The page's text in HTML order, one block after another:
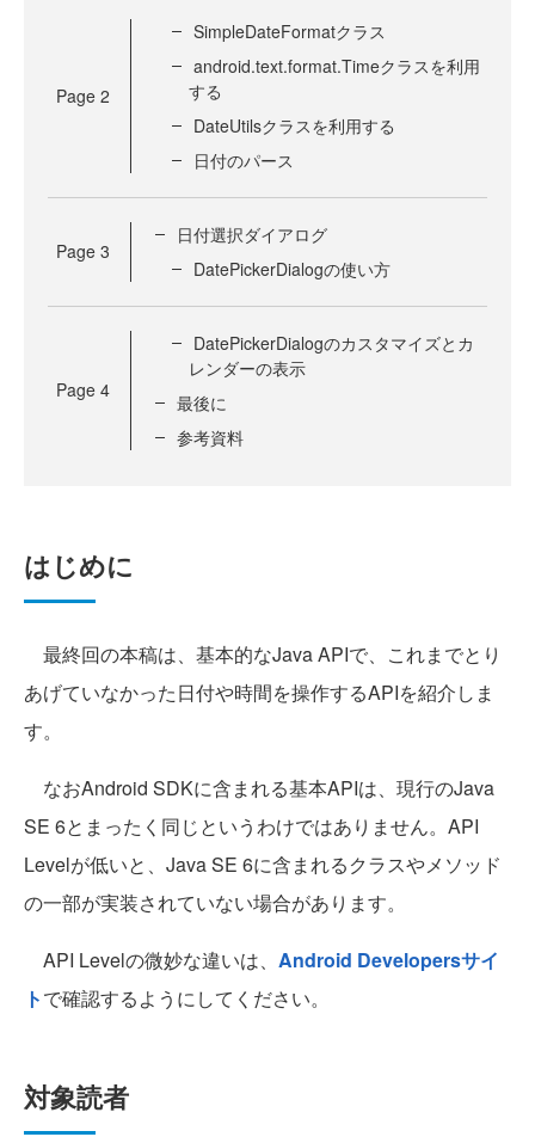
Page 2
SimpleDateFormatクラス
android.text.format.Timeクラスを利用
する
DateUtilsクラスを利用する
日付のパース
Page 3
日付選択ダイアログ
DatePickerDialogの使い方
Page 4
DatePickerDialogのカスタマイズとカ
レンダーの表示
最後に
参考資料
はじめに
最終回の本稿は、基本的なJava APIで、これまでとり
あげていなかった日付や時間を操作するAPIを紹介しま
す。
なおAndroid SDKに含まれる基本APIは、現行のJava
SE 6とまったく同じというわけではありません。API
Levelが低いと、Java SE 6に含まれるクラスやメソッド
の一部が実装されていない場合があります。
API Levelの微妙な違いは、 Android Developersサイ
トで確認するようにしてください。
対象読者